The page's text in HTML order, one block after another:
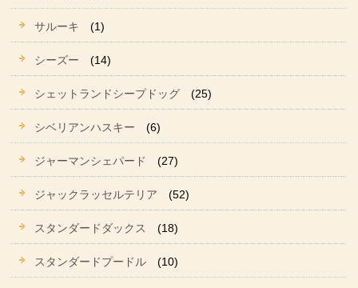
サルーキ (1)
シーズー (14)
シェットランドシープドッグ (25)
シベリアンハスキー (6)
ジャーマンシェパード (27)
ジャックラッセルテリア (52)
スタンダードダックス (18)
スタンダードプードル (10)